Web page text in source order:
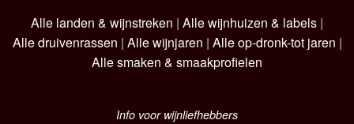
Alle landen & wijnstreken | Alle wijnhuizen & labels |
Alle druivenrassen | Alle wijnjaren | Alle op-dronk-tot jaren |
Alle smaken & smaakprofielen
Info voor wijnliefhebbers